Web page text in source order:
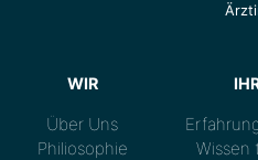
WIR
Über Uns
Philiosophie
Wissen